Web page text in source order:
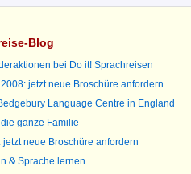
Blog
bei Do it! Sprachreisen
jetzt neue Broschüre anfordern
Language Centre in England
ganze Familie
neue Broschüre anfordern
& Sprache lernen